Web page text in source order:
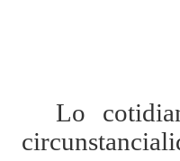
Lo